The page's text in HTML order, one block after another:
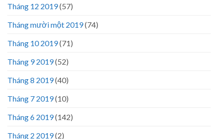
Tháng 12 2019(57)
Tháng mười một 2019(74)
Tháng 10 2019(71)
Tháng 9 2019(52)
Tháng 8 2019(40)
Tháng 7 2019(10)
Tháng 6 2019(142)
Tháng 2 2019(2)